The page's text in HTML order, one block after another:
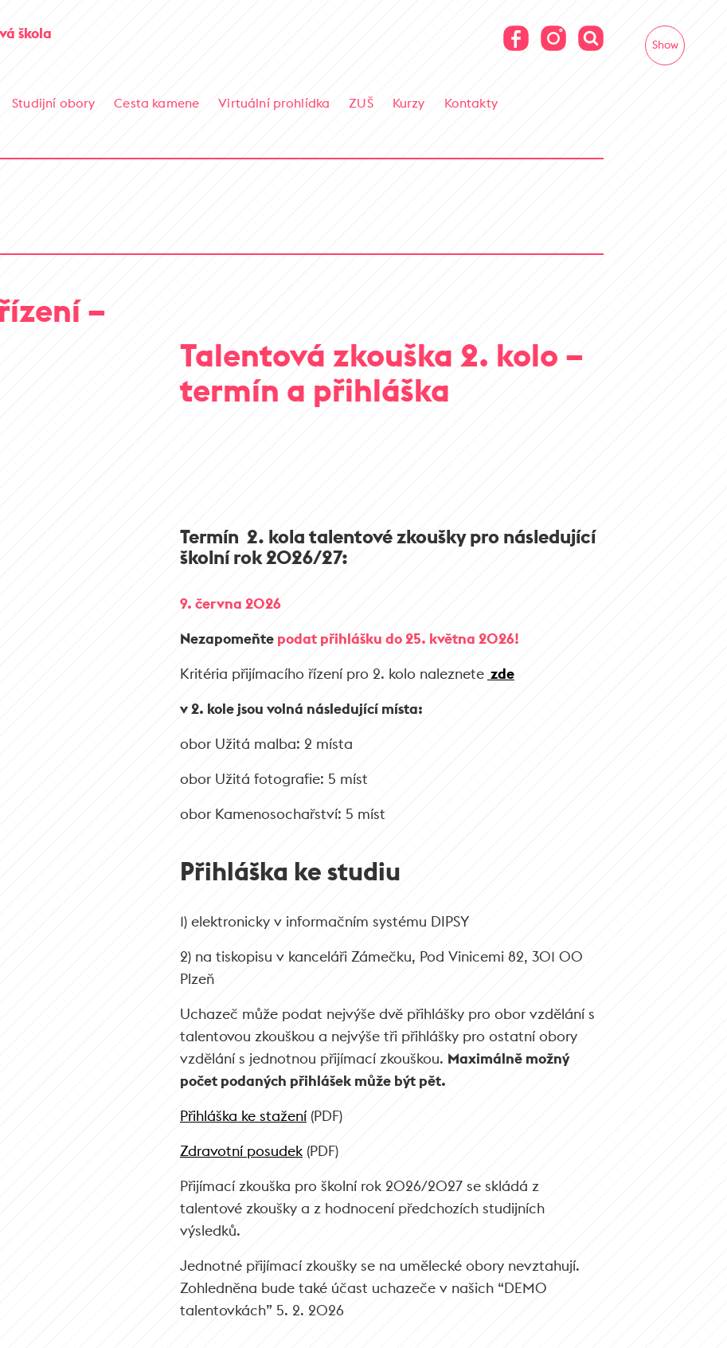
škola
Studijní obory Cesta kamene Virtuální prohlídka ZUŠ Kurzy Kontakty
–
Talentová zkouška 2. kolo –
termín a přihláška
Termín 2. kola talentové zkoušky pro následující
školní rok 2026/27:
9. června 2026
Nezapomeňte podat přihlášku do 25. května 2026!
Kritéria přijímacího řízení pro 2. kolo naleznete zde
v 2. kole jsou volná následující místa:
obor Užitá malba: 2 místa
obor Užitá fotografie: 5 míst
obor Kamenosochařství: 5 míst
Přihláška ke studiu
1) elektronicky v informačním systému DIPSY
2) na tiskopisu v kanceláři Zámečku, Pod Vinicemi 82, 301 00
Plzeň
Uchazeč může podat nejvýše dvě přihlášky pro obor vzdělání s
talentovou zkouškou a nejvýše tři přihlášky pro ostatní obory
vzdělání s jednotnou přijímací zkouškou. Maximálně možný
počet podaných přihlášek může být pět.
Přihláška ke stažení(PDF)
Zdravotní posudek (PDF)
Přijímací zkouška pro školní rok 2026/2027 se skládá z
talentové zkoušky a z hodnocení předchozích studijních
výsledků.
Jednotné přijímací zkoušky se na umělecké obory nevztahují.
Zohledněna bude také účast uchazeče v našich “DEMO
talentovkách” 5. 2. 2026
Show